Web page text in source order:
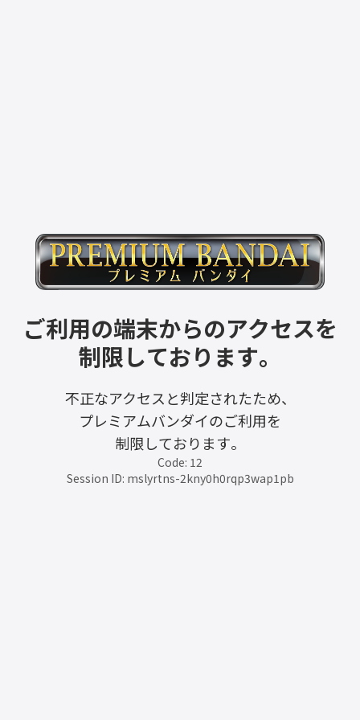
ご利用の端末からのアクセスを
制限しております。
不正なアクセスと判定されたため、
プレミアムバンダイのご利用を
制限しております。
Code: 12
Session ID: mslyrtns-2kny0h0rqp3wap1pb